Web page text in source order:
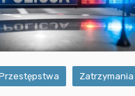
Zatrzymania